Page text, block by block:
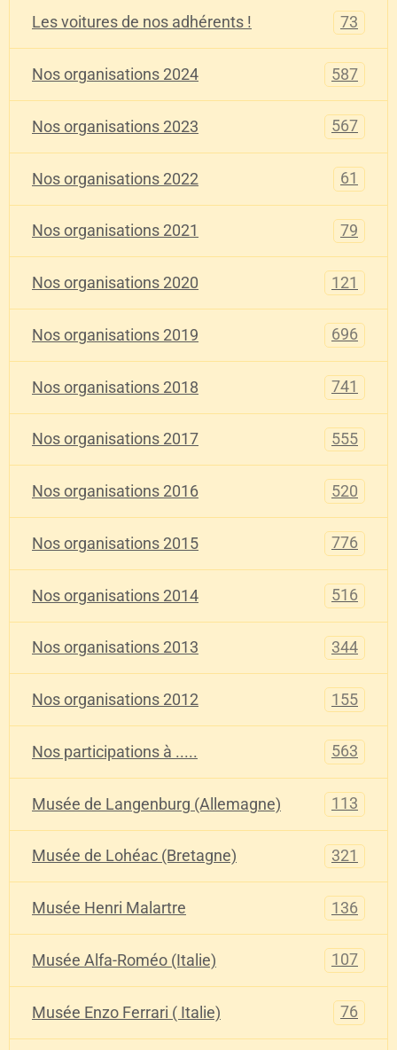
Les voitures de nos adhérents ! 73
Nos organisations 2024 587
Nos organisations 2023 567
Nos organisations 2022 61
Nos organisations 2021 79
Nos organisations 2020 121
Nos organisations 2019 696
Nos organisations 2018 741
Nos organisations 2017 555
Nos organisations 2016 520
Nos organisations 2015 776
Nos organisations 2014 516
Nos organisations 2013 344
Nos organisations 2012 155
Nos participations à ..... 563
Musée de Langenburg (Allemagne) 113
Musée de Lohéac (Bretagne) 321
Musée Henri Malartre 136
Musée Alfa-Roméo (Italie) 107
Musée Enzo Ferrari ( Italie) 76